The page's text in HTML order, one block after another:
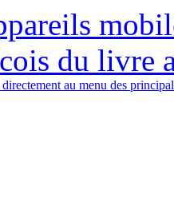
du livre
au menu des